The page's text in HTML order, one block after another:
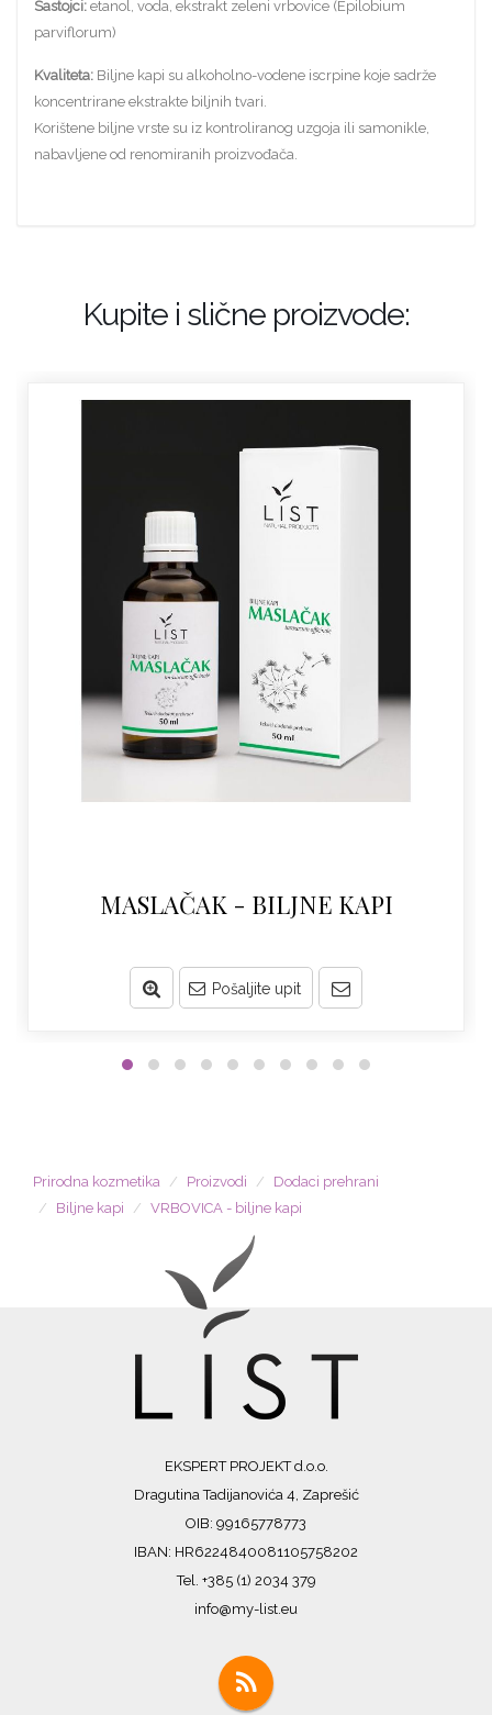
Sastojci: etanol, voda, ekstrakt zeleni vrbovice (Epilobium
parviflorum)
Kvaliteta: Biljne kapi su alkoholno-vodene iscrpine koje sadrže
koncentrirane ekstrakte biljnih tvari.
Korištene biljne vrste su iz kontroliranog uzgoja ili samonikle,
nabavljene od renomiranih proizvođača.
Kupite i slične proizvode:
MASLAČAK - BILJNE KAPI
Pošaljite upit
Prirodna kozmetika Proizvodi
Dodaci prehrani
Biljne kapi
VRBOVICA - biljne kapi
EKSPERT PROJEKT d.o.o.
Dragutina Tadijanovića 4, Zaprešić
OIB: 99165778773
IBAN: HR6224840081105758202
Tel. +385 (1) 2034 379
info@my-list.eu